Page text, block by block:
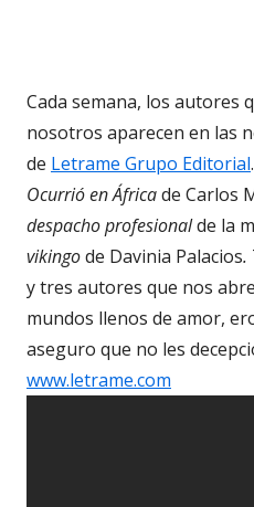
Cada semana, los autores
nosotros aparecen en las
de Letrame Grupo Editorial.
Ocurrió en Áfricade Carlos
despacho profesionalde la
vikingode Davinia Palacios.
y tres autores que nos
mundos llenos de amor,
aseguro que no les
www.letrame.com